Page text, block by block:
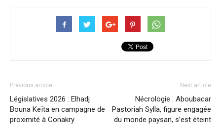
Previous article
Législatives 2026 : Elhadj
Bouna Keïta en campagne de
proximité à Conakry
Next article
Nécrologie : Aboubacar
Pastoriah Sylla, figure engagée
du monde paysan, s’est éteint